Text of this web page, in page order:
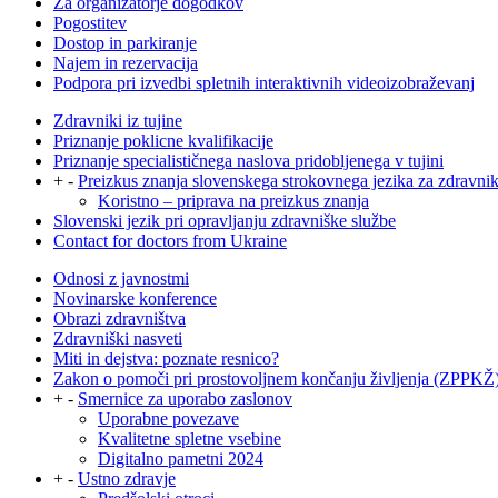
Pogostitev
Dostop in parkiranje
Najem in rezervacija
Podpora pri izvedbi spletnih interaktivnih videoizobraževanj
Zdravniki iz tujine
Priznanje poklicne kvalifikacije
Priznanje specialističnega naslova pridobljenega v tujini
+ - Preizkus znanja slovenskega strokovnega jezika za
Koristno – priprava na preizkus znanja
Slovenski jezik pri opravljanju zdravniške službe
Contact for doctors from Ukraine
Odnosi z javnostmi
Novinarske konference
Obrazi zdravništva
Zdravniški nasveti
Miti in dejstva: poznate resnico?
Zakon o pomoči pri prostovoljnem končanju življenja
+ - Smernice za uporabo zaslonov
Uporabne povezave
Kvalitetne spletne vsebine
Digitalno pametni 2024
+ - Ustno zdravje